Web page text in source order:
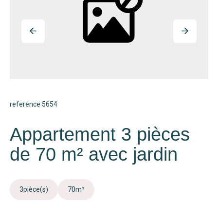
Nos Agences
Nos Équipes
Nos Tarifs
reference 5654
Appartement 3 pièces
de 70 m² avec jardin
3pièce(s) 70m²